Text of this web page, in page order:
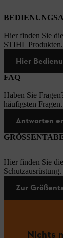
Hier finden Sie
STIHL Produkten.
Hier
FAQ
Haben Sie
häufigsten Fragen.
Antworten
Hier finden Sie
Schutzausrüstung.
Zur
Nichts